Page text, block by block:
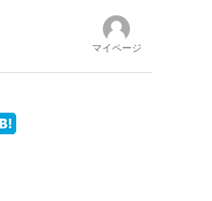
マイページ